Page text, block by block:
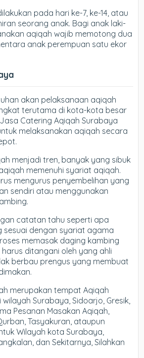
pada hari ke-7, ke-14, atau
seorang anak. Bagi anak laki-
aqiqah wajib memotong dua
anak perempuan satu ekor
akan pelaksanaan aqiqah
terutama di kota-kota besar
Catering Aqiqah Surabaya
melaksanakan aqiqah secara
menjadi tren, banyak yang sibuk
memenuhi syariat aqiqah.
mengurus penyembelihan yang
sendiri atau menggunakan
catatan tahu seperti apa
sesuai dengan syariat agama
memasak daging kambing
ditangani oleh yang ahli
berbau prengus yang membuat
merupakan tempat Aqiqah
Surabaya, Sidoarjo, Gresik,
Pesanan Masakan Aqiqah,
Tasyakuran, ataupun
Wilayah kota Surabaya,
dan Sekitarnya, Silahkan